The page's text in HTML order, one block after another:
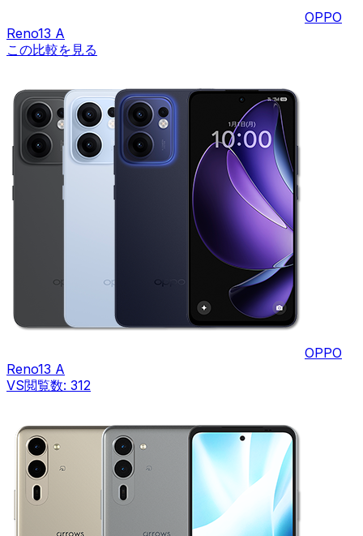
OPPO
Reno13 A
この比較を見る
OPPO
Reno13 A
VS閲覧数: 312